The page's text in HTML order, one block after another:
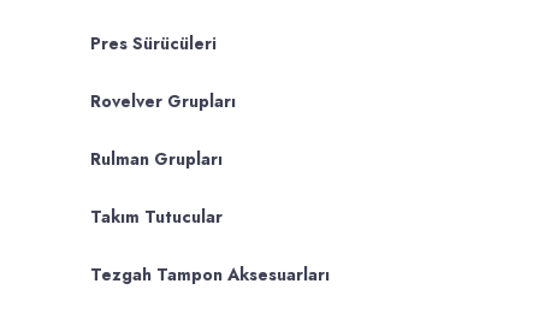
Pres Sürücüleri
Rovelver Grupları
Rulman Grupları
Takım Tutucular
Tezgah Tampon Aksesuarları